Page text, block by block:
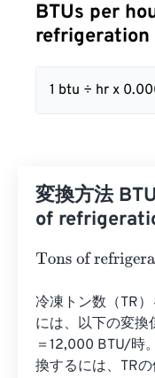
BTUs per
refrigeration
1 btu ÷ hr x
変換方法
of
Tons of
冷凍トン数（TR
には、以下の変換
＝12,000 BTU/時
換するには、TR